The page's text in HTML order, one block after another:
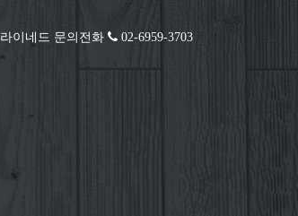
라이네드 문의전화 02-6959-3703